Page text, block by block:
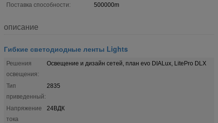
Поставка способности:
500000m
описание
Гибкие светодиодные ленты Lights
Решения
освещения:
Освещение и дизайн сетей, план evo DIALux, LitePro DLX
Тип
приведенный:
2835
Напряжение
тока
24ВДК